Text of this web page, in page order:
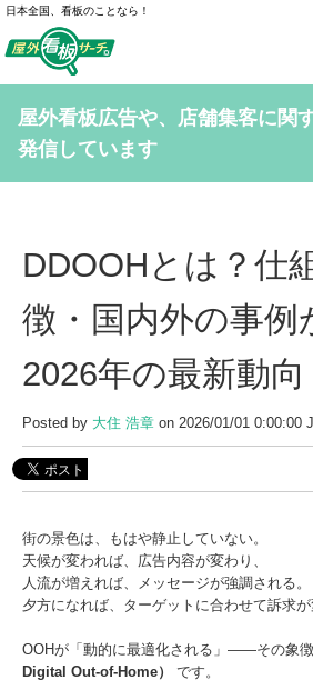
日本全国、看板のことなら！
屋外看板広告や、店舗集客に関
発信しています
DDOOHとは？仕
徴・国内外の事例
2026年の最新動向
Posted by 大住 浩章 on 2026/01/01 0:00:00
街の景色は、もはや静止していない。
天候が変われば、広告内容が変わり、
人流が増えれば、メッセージが強調される。
夕方になれば、ターゲットに合わせて訴求が
OOHが「動的に最適化される」——その象
Digital Out-of-Home）
です。